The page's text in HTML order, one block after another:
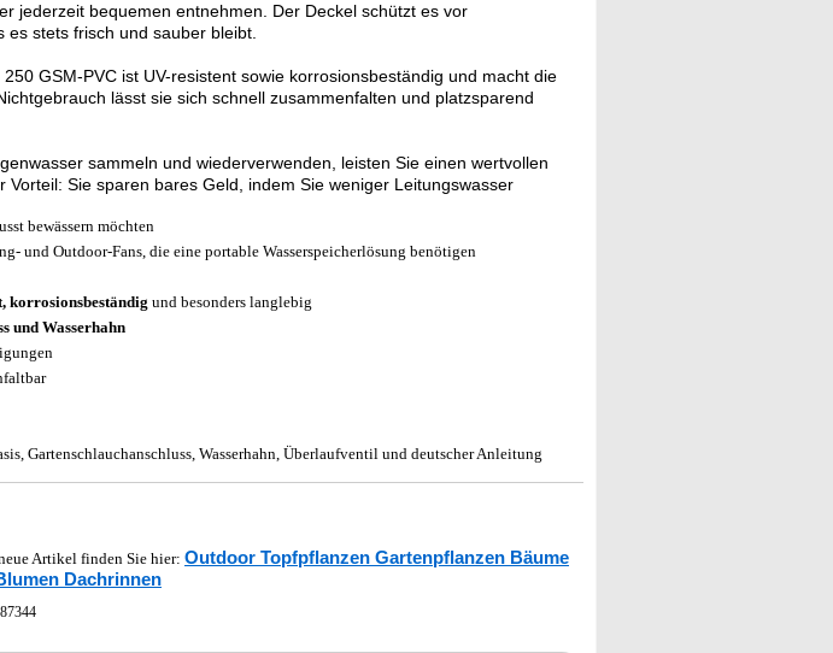
jederzeit bequemen entnehmen. Der Deckel schützt es vor
stets frisch und sauber bleibt.
250 GSM-PVC ist UV-resistent sowie korrosionsbeständig und macht die
lässt sie sich schnell zusammenfalten und platzsparend
sammeln und wiederverwenden, leisten Sie einen wertvollen
Vorteil: Sie sparen bares Geld, indem Sie weniger Leitungswasser
bewässern möchten
und Outdoor-Fans, die eine portable Wasserspeicherlösung benötigen
korrosionsbeständig und besonders langlebig
und Wasserhahn
Gartenschlauchanschluss, Wasserhahn, Überlaufventil und deutscher Anleitung
Artikel finden Sie hier: Outdoor Topfpflanzen Gartenpflanzen Bäume
Dachrinnen